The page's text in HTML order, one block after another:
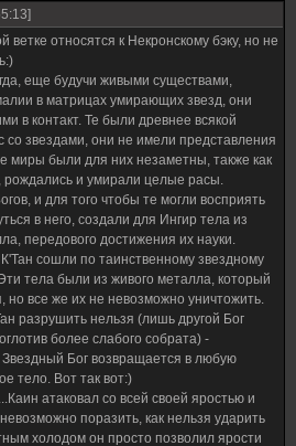
ветке относятся к Некронскому бэку, но не
еще будучи живыми существами,
в матрицах умирающих звезд, они
в контакт. Те были древнее всякой
звездами, они не имели представления
миры были для них незаметны, также как
рождались и умирали целые расы.
и для того чтобы те могли восприять
в него, создали для Ингир тела из
передового достижения их науки.
сошли по таинственному звездному
тела были из живого металла, который
но все же их не невозможно уничтожить.
разрушить нельзя (лишь другой Бог
более слабого собрата) -
Бог возвращается в любую
тело. Вот так вот:)
атаковал со всей своей яростью и
поразить, как нельзя ударить
холодом он просто позволил ярости